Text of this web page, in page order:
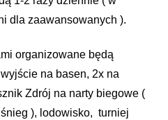
dla zaawansowanych ).
organizowane będą
na basen, 2x na
Zdrój na narty biegowe (
), lodowisko, turniej